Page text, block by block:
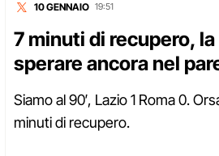
10 GENNAIO 19:51
7 minuti di recupero, la
sperare ancora nel
Siamo al 90′, Lazio 1 Roma 0.
minuti di recupero.